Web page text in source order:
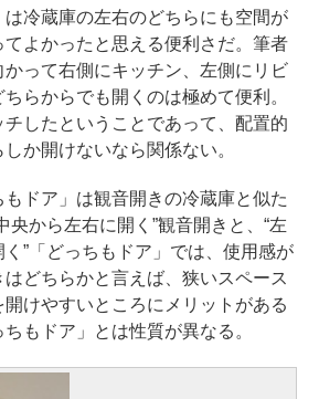
冷蔵庫の左右のどちらにも空間が
よかったと思える便利さだ。筆者
って右側にキッチン、左側にリビ
らからでも開くのは極めて便利。
したということであって、配置的
か開けないなら関係ない。
ドア」は観音開きの冷蔵庫と似た
央から左右に開く”観音開きと、“左
”「どっちもドア」では、使用感が
どちらかと言えば、狭いスペース
けやすいところにメリットがある
もドア」とは性質が異なる。